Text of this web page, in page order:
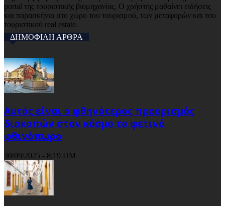
portal της τουριστικής βιομηχανίας. Ο χρήστης μαθαίνει ειδήσεις
και παρασκήνια στο χώρο του τουρισμού, των μεταφορών και του
τουριστικού real estate.
ΔΗΜΟΦΙΛΗ ΑΡΘΡΑ
Αυτός είναι ο φθηνότερος προορισμός
διακοπών στον κόσμο το φετινό
φθινόπωρο
30/09/2025 - 8:19 ΠΜ